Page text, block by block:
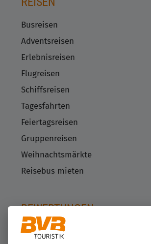
Busreisen
Adventsreisen
Erlebnisreisen
Flugreisen
Schiffsreisen
Tagesfahrten
Feiertagsreisen
Gruppenreisen
Weihnachtsmärkte
Reisebus mieten
BEWERTUNGEN